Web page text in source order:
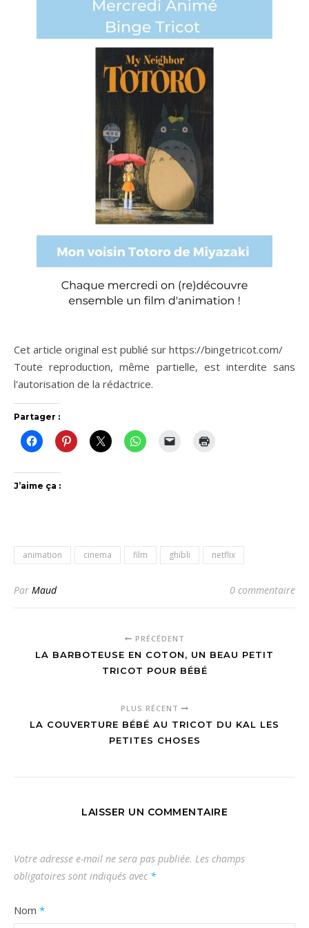
Cet article original est publié sur https://bingetricot.com/
Toute reproduction, même partielle, est interdite sans
l'autorisation de la rédactrice.
Partager :
J’aime ça :
animation cinema film ghibli netflix
Par Maud 0 commentaire
PRÉCÉDENT
LA BARBOTEUSE EN COTON, UN BEAU PETIT
TRICOT POUR BÉBÉ
PLUS RÉCENT
LA COUVERTURE BÉBÉ AU TRICOT DU KAL LES
PETITES CHOSES
LAISSER UN COMMENTAIRE
Votre adresse e-mail ne sera pas publiée. Les champs
obligatoires sont indiqués avec *
Nom *